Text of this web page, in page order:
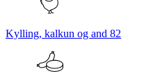
Kylling, kalkun og and 82